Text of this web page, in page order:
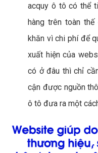
acquy ô tô có thể
hàng trên toàn
khăn vì chi phí để
xuất hiện của
có ở đâu thì chỉ
cận được nguồn
ô tô đưa ra một